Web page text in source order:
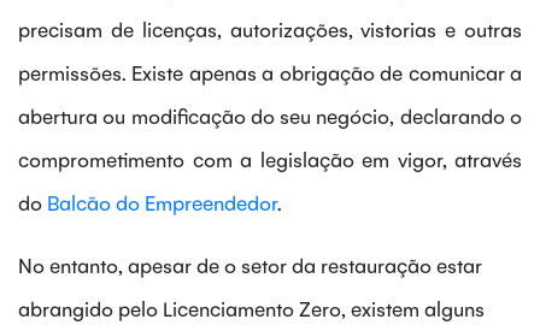
precisam de licenças, autorizações, vistorias e outras
permissões. Existe apenas a obrigação de comunicar a
abertura ou modificação do seu negócio, declarando o
comprometimento com a legislação em vigor, através
do Balcão do Empreendedor.
No entanto, apesar de o setor da restauração estar
abrangido pelo Licenciamento Zero, existem alguns